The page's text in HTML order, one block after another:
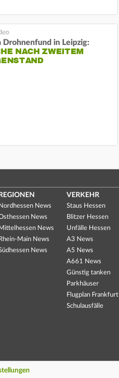
Drohnenfund in Leipzig:
NACH ZWEITEM
REGIONEN
Nordhessen News
News
Mittelhessen News
Rhein-Main News
News
VERKEHR
Staus Hessen
Blitzer Hessen
Unfälle Hessen
A3 News
A5 News
A661 News
Günstig tanken
Parkhäuser
Flugplan Frankfurt
Schulausfälle